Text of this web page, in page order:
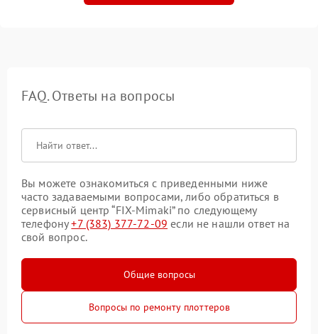
FAQ. Ответы на вопросы
Вы можете ознакомиться с приведенными ниже
часто задаваемыми вопросами, либо обратиться в
сервисный центр “FIX-Mimaki” по следующему
телефону+7 (383) 377-72-09 если не нашли ответ на
свой вопрос.
Общие вопросы
Вопросы по ремонту плоттеров